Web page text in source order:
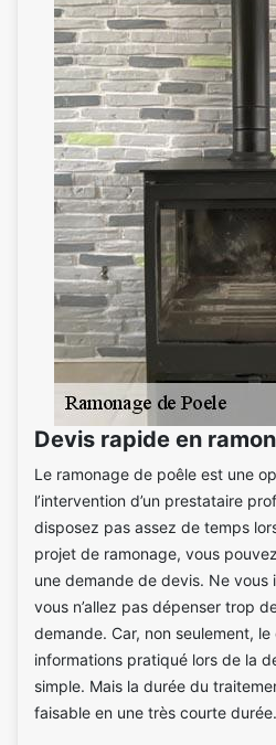
Devis rapide en
Le ramonage de poêle est une
l’intervention d’un prestataire
disposez pas assez de temps
projet de ramonage, vous
une demande de devis. Ne
vous n’allez pas dépenser trop
demande. Car, non seulement,
informations pratiqué lors de la
simple. Mais la durée du
faisable en une très courte durée.